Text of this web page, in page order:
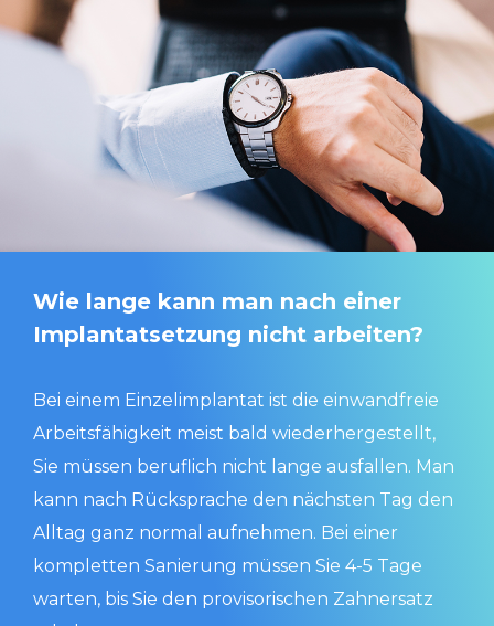
Wie lange kann man nach einer
Implantatsetzung nicht arbeiten?
Bei einem Einzelimplantat ist die einwandfreie
Arbeitsfähigkeit meist bald wiederhergestellt,
Sie müssen beruflich nicht lange ausfallen. Man
kann nach Rücksprache den nächsten Tag den
Alltag ganz normal aufnehmen. Bei einer
kompletten Sanierung müssen Sie 4-5 Tage
warten, bis Sie den provisorischen Zahnersatz